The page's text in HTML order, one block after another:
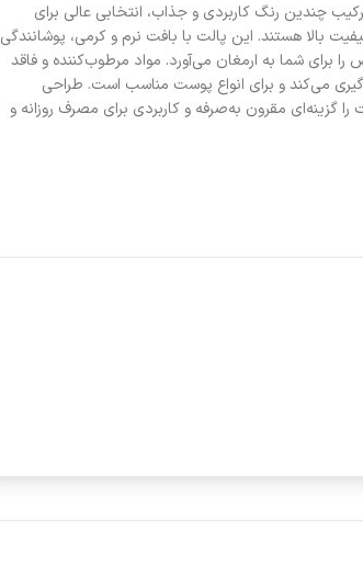
جامد گلد آنجل شماره 02، با ترکیب چندین رنگ کاربردی و جذاب، انتخابی عالی برای
بالا هستند. این پالت با بافت نرم و کرمی، پوشانندگی
را برای شما به ارمغان می‌آورد. مواد مرطوب‌کننده و فاقد
می‌کند و برای انواع پوست مناسب است. طراحی
گزینه‌ای مقرون به‌صرفه و کاربردی برای مصرف روزانه و